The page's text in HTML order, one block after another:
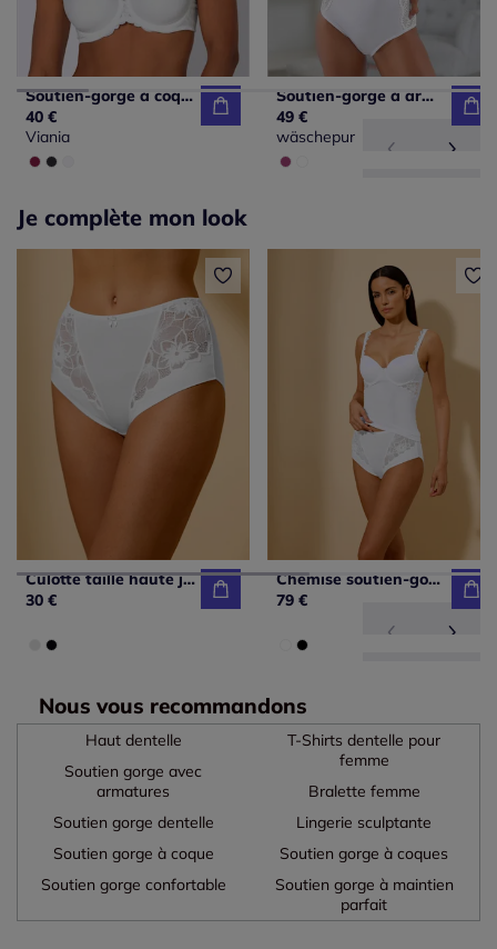
Soutien-gorge à coques avec armatures
40 €
Viania
Soutien-gorge à armatures bon. b, c, d, e
49 €
wäschepur
Je complète mon look
Culotte taille haute jersey fin
30 €
Chemise soutien-gorge à armatures bon. b, c, d
79 €
Nous vous recommandons
Haut dentelle
Soutien gorge avec
armatures
Soutien gorge dentelle
T-Shirts dentelle pour
femme
Bralette femme
Lingerie sculptante
Soutien gorge à coque
Soutien gorge confortable
Soutien gorge à coques
Soutien gorge à maintien
parfait